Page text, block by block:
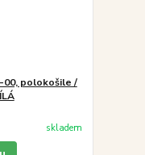
00, polokošile /
skladem